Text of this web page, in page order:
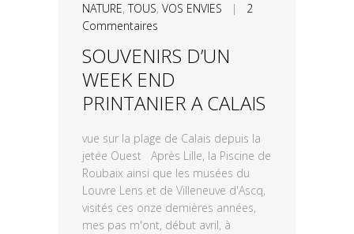
NATURE,TOUS, VOS ENVIES | 2
Commentaires
SOUVENIRS D’UN
WEEK END
PRINTANIER A CALAIS
vue sur la plage de Calais depuis la
jetée Ouest Après Lille, la Piscine de
Roubaix ainsi que les musées du
Louvre Lens et de Villeneuve d'Ascq,
visités ces onze dernières années,
mes pas m'ont, début avril, à